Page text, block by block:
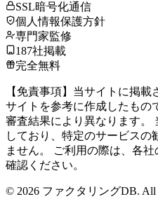
SSL暗号化通信
個人情報保護方針
専門家監修
187社掲載
完全無料
【免責事項】当サイトに掲
サイトを参考に作成したもの
審査結果により異なります。
しており、特定のサービスの
ません。 ご利用の際は、各
確認ください。
© 2026 ファクタリングDB. All